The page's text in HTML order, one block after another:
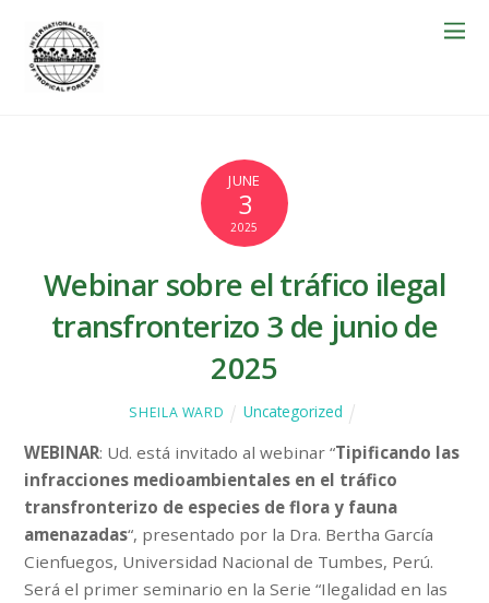
JUNE
3
2025
Webinar sobre el tráfico ilegal
transfronterizo 3 de junio de
2025
SHEILA WARD Uncategorized
WEBINAR: Ud. está invitado al webinar “Tipificando las
infracciones medioambientales en el tráfico
transfronterizo de especies de flora y fauna
amenazadas“, presentado por la Dra. Bertha García
Cienfuegos, Universidad Nacional de Tumbes, Perú.
Será el primer seminario en la Serie “Ilegalidad en las